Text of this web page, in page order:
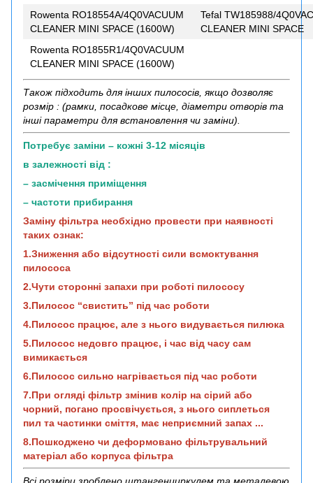
Rowenta RO18554A/4Q0VACUUM
CLEANER MINI SPACE (1600W)
Tefal TW185988/
CLEANER MINI SPACE
Rowenta RO1855R1/4Q0VACUUM
CLEANER MINI SPACE (1600W)
Також підходить для інших пилососів, якщо дозволяє
розмір : (рамки, посадкове місце, діаметри отворів та
інші параметри для встановлення чи заміни).
Потребує заміни – кожні 3-12 місяців
в залежності від :
– засмічення приміщення
– частоти прибирання
Заміну фільтра необхідно провести при наявності
таких ознак:
1.Зниження або відсутності сили всмоктування
пилососа
2.Чути сторонні запахи при роботі пилососу
3.Пилосос “свистить” під час роботи
4.Пилосос працює, але з нього видувається пилюка
5.Пилосос недовго працює, і час від часу сам
вимикається
6.Пилосос сильно нагрівається під час роботи
7.При огляді фільтр змінив колір на сірий або
чорний, погано просвічується, з нього сиплеться
пил та частинки сміття, має неприємний запах ...
8.Пошкоджено чи деформовано фільтрувальний
матеріал або корпуса фільтра